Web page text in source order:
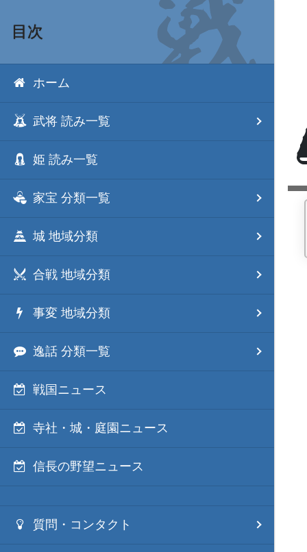
目次
ホーム
武将 読み一覧
姫 読み一覧
家宝 分類一覧
城 地域分類
合戦 地域分類
事変 地域分類
逸話 分類一覧
戦国ニュース
寺社・城・庭園ニュース
信長の野望ニュース
質問・コンタクト